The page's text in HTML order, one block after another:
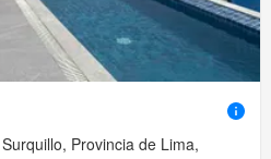
Provincia de Lima,